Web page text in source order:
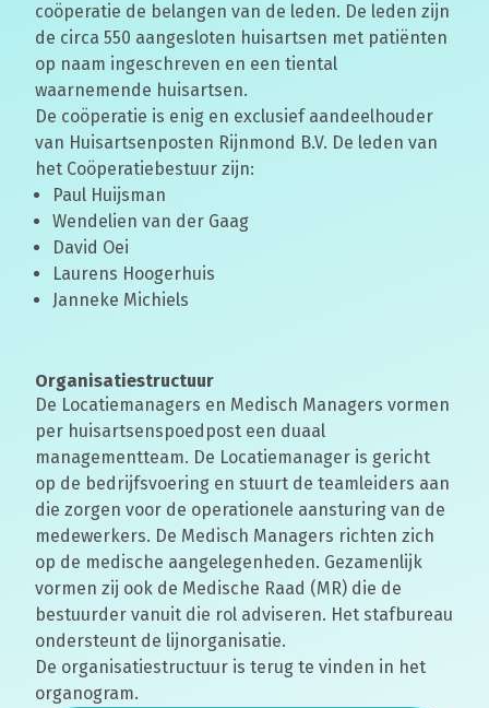
coöperatie de belangen van de leden. De leden zijn
de circa 550 aangesloten huisartsen met patiënten
op naam ingeschreven en een tiental
waarnemende huisartsen.
De coöperatie is enig en exclusief aandeelhouder
van Huisartsenposten Rijnmond B.V. De leden van
het Coöperatiebestuur zijn:
Paul Huijsman
Wendelien van der Gaag
David Oei
Laurens Hoogerhuis
Janneke Michiels
Organisatiestructuur
De Locatiemanagers en Medisch Managers vormen
per huisartsenspoedpost een duaal
managementteam. De Locatiemanager is gericht
op de bedrijfsvoering en stuurt de teamleiders aan
die zorgen voor de operationele aansturing van de
medewerkers. De Medisch Managers richten zich
op de medische aangelegenheden. Gezamenlijk
vormen zij ook de Medische Raad (MR) die de
bestuurder vanuit die rol adviseren. Het stafbureau
ondersteunt de lijnorganisatie.
De organisatiestructuur is terug te vinden in het
organogram.